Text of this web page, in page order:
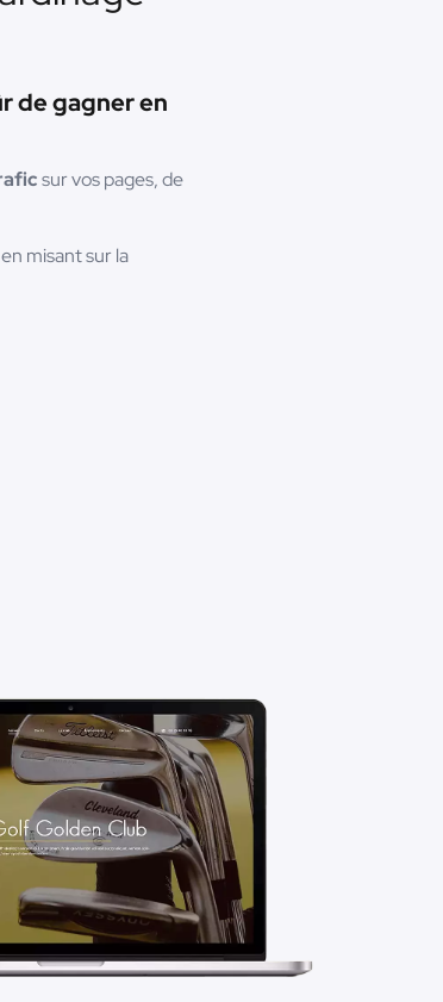
de gagner en
sur vos pages, de
en misant sur la